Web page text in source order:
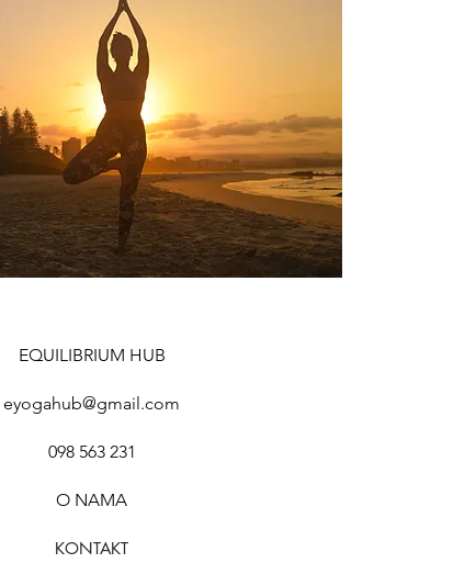
EQUILIBRIUM HUB
eyogahub@gmail.com
098 563 231
O NAMA
KONTAKT